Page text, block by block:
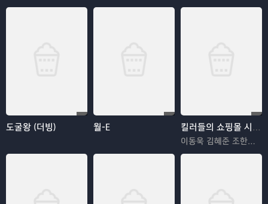
도굴왕 (더빙) 월-E 킬러들의 쇼핑몰 시즌2
이동욱 김혜준 조한선 김해나